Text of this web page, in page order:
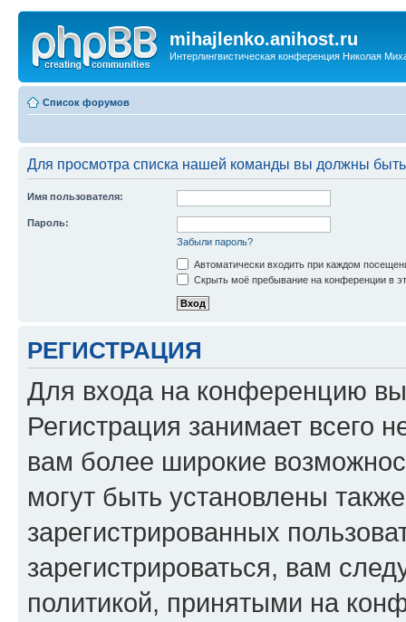
mihajlenko.anihost.ru
Интерлингвистическая конференция Николая
Список форумов
Для просмотра списка нашей команды вы должны
Имя пользователя:
Пароль:
Забыли пароль?
Автоматически входить при каждом
Скрыть моё пребывание на конференции в
РЕГИСТРАЦИЯ
Для входа на конференцию
Регистрация занимает всего
вам более широкие
могут быть установлены
зарегистрированных
зарегистрироваться, вам
политикой, принятыми на